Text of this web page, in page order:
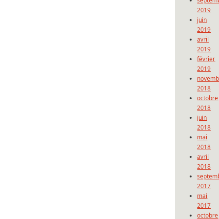
2019
juin
2019
avril
2019
février
2019
2018
octobre
2018
juin
2018
mai
2018
avril
2018
2017
mai
2017
octobre